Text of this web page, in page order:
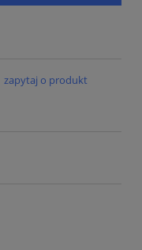
zapytaj o produkt